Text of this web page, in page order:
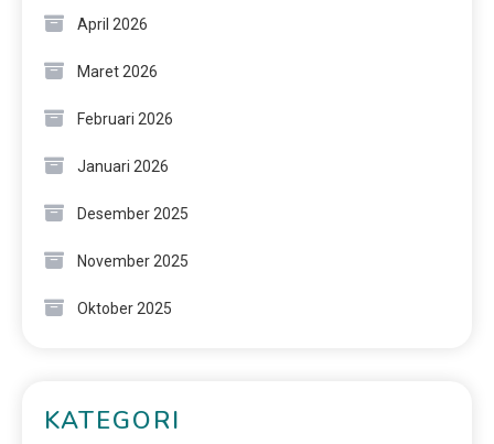
April 2026
Maret 2026
Februari 2026
Januari 2026
Desember 2025
November 2025
Oktober 2025
KATEGORI